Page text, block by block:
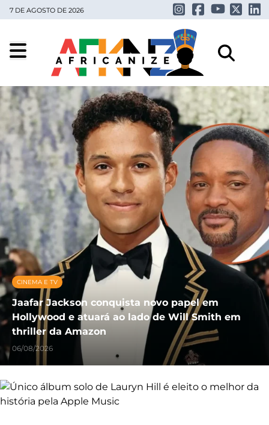
7 DE AGOSTO DE 2026
CINEMA E TV
Jaafar Jackson conquista novo papel em
Hollywood e atuará ao lado de Will Smith em
thriller da Amazon
06/08/2026